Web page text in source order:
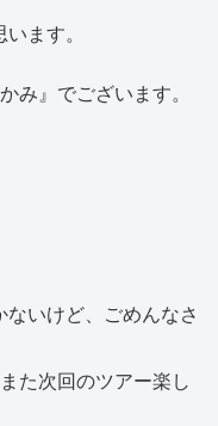
ます。
み』でございます。
いけど、ごめんなさ
た次回のツアー楽し